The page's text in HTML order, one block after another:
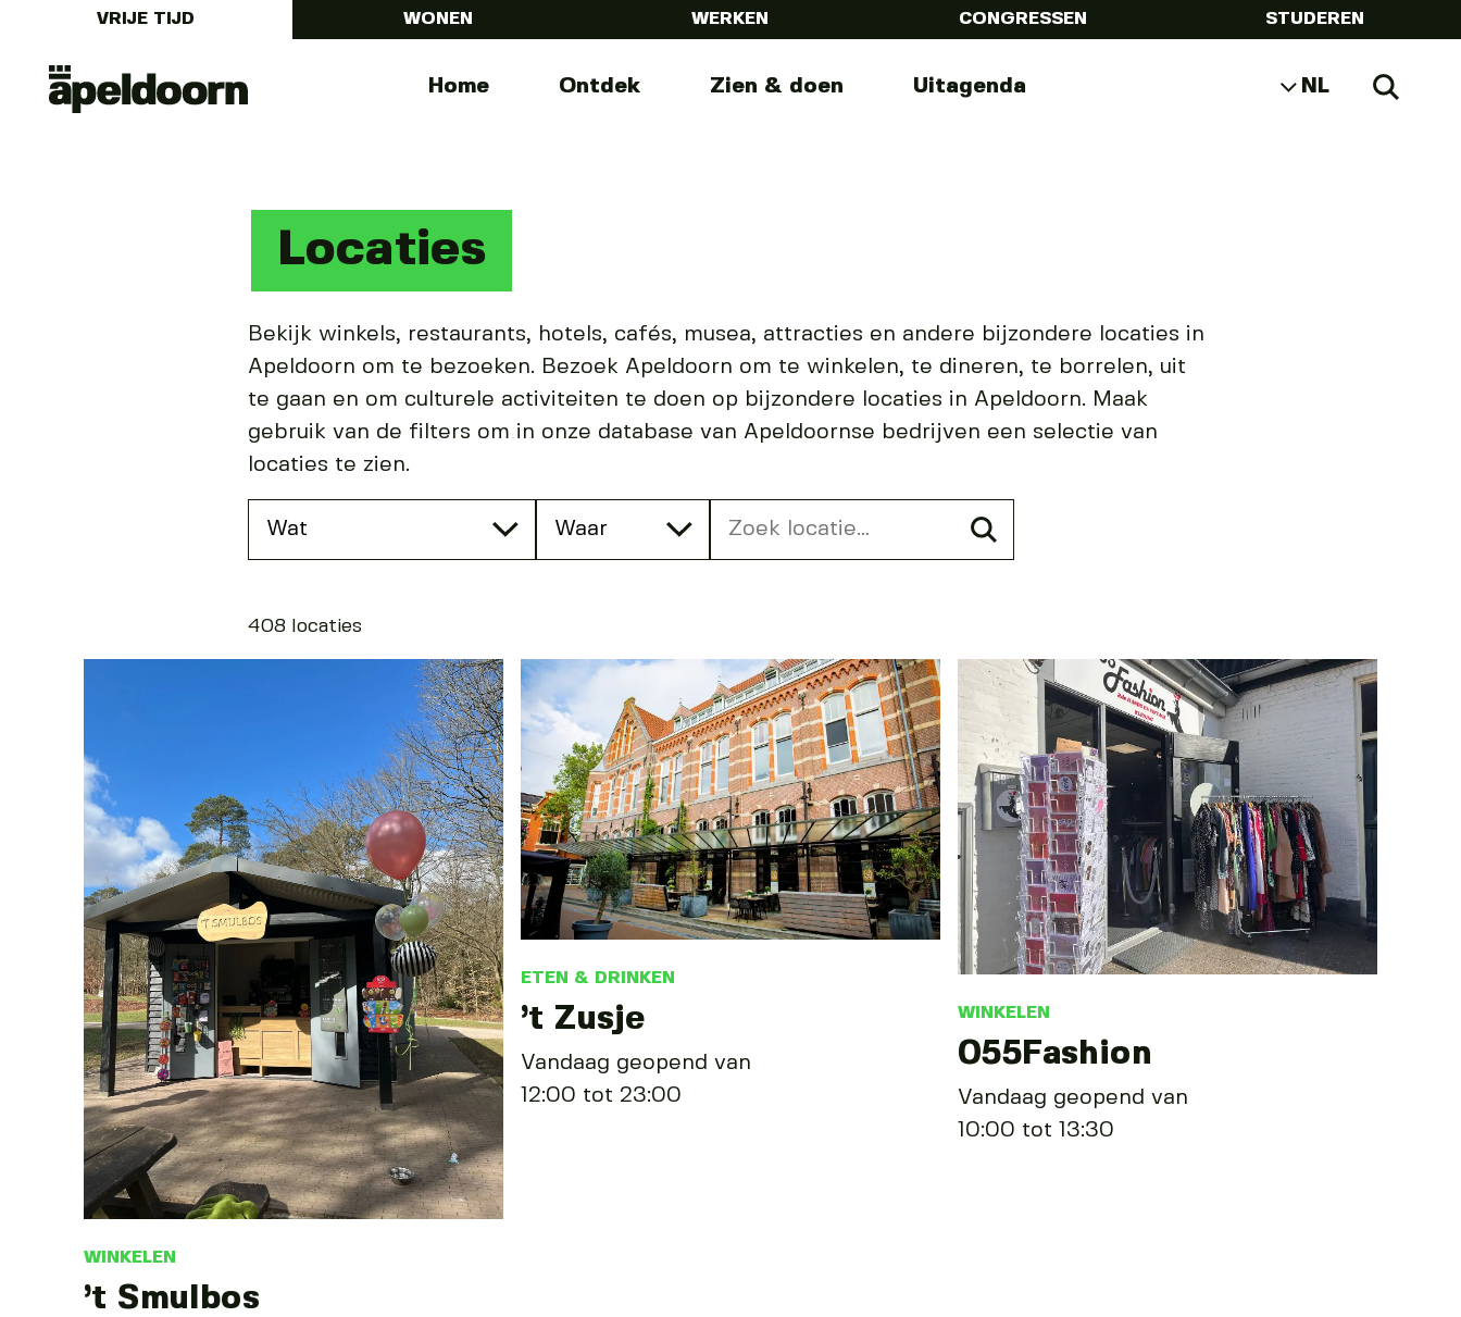
VRIJE TIJD WONEN WERKEN CONGRESSEN STUDEREN
Uit
MenuHome Ontdek Zien & doen Uitagenda NL
Locaties
Bekijk winkels, restaurants, hotels, cafés, musea, attracties en andere bijzondere locaties in
Apeldoorn om te bezoeken. Bezoek Apeldoorn om te winkelen, te dineren, te borrelen, uit
te gaan en om culturele activiteiten te doen op bijzondere locaties in Apeldoorn. Maak
gebruik van de filters om in onze database van Apeldoornse bedrijven een selectie van
locaties te zien.
408 locaties
WINKELEN
’t Smulbos
ETEN & DRINKEN
’t Zusje
Vandaag geopend van
12:00 tot 23:00
WINKELEN
055Fashion
Vandaag geopend van
10:00 tot 13:30